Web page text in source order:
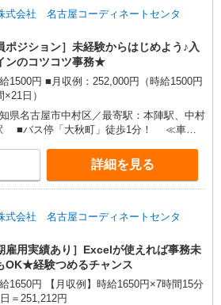
式会社 名古屋コーディネートセンタ
ポジション］未経験からはじめよう♪入
ンのコツコツ事務★
1500円 ■月収例：252,000円（時給1500円
日）
県名古屋市中村区／最寄駅：本陣駅、中村
■バス停「大秋町」徒歩1分！ ≪車通
車通勤もOKです◎ 詳細を見る
式会社 名古屋コーディネートセンタ
雇用実績あり］Excelが使えれば事務未
OK★経験つめるチャンス
1650円 【月収例】時給1650円×7時間15分
＝251,212円